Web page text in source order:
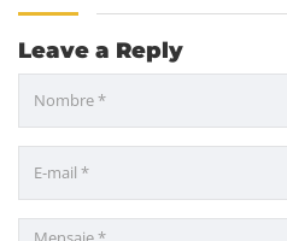
Leave a Reply